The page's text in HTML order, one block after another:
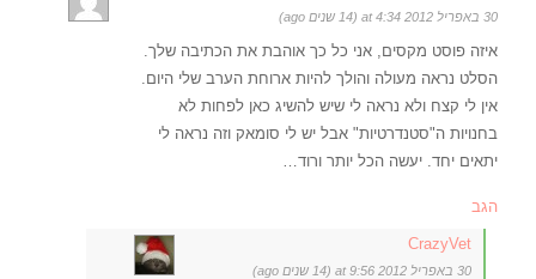
30 באפריל 2012 at 4:34 (14 שנים ago)
איזה פוסט מקסים, אני כל כך אוהבת את הכתיבה שלך.
הסלט נראה מעולה והולך להיות ארוחת הערב שלי היום.
אין לי קצח ולא נראה לי שיש להשיג כאן לפחות לא
בחנויות ה"סטנדרטיות" אבל יש לי סומאק וזה נראה לי
יתאים יחד. יעשה הכל יותר ורוד…
הגב
CrazyVet
30 באפריל 2012 at 9:56 (14 שנים ago)